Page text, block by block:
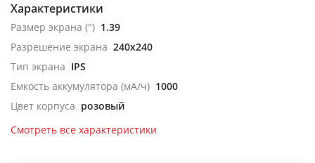
Характеристики
Размер экрана (") 1.39
Разрешение экрана 240x240
Тип экрана IPS
Емкость аккумулятора (мА/ч) 1000
Цвет корпуса розовый
Смотреть все характеристики